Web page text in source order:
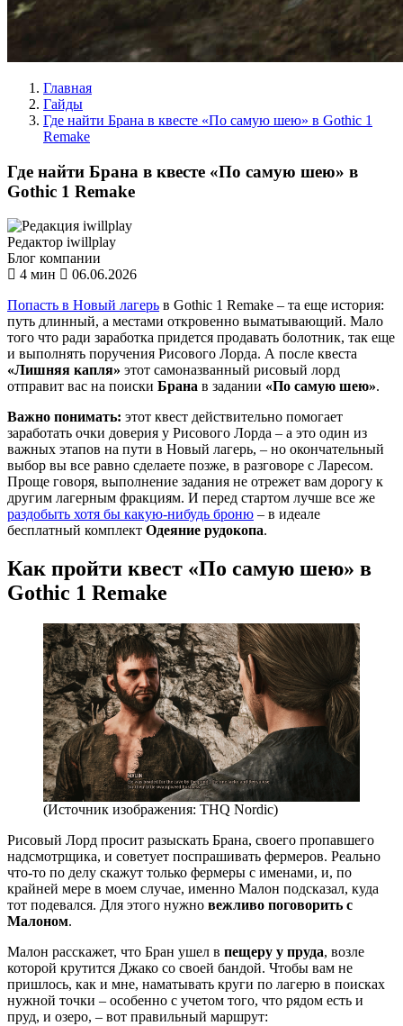
Главная
Гайды
Где найти Брана в квесте «По самую шею» в Gothic 1
Remake
Где найти Брана в квесте «По самую шею» в
Gothic 1 Remake
Редактор iwillplay
Блог компании
4 мин
06.06.2026
Попасть в Новый лагерь в Gothic 1 Remake – та еще история:
путь длинный, а местами откровенно выматывающий. Мало
того что ради заработка придется продавать болотник, так еще
и выполнять поручения Рисового Лорда. А после квеста
«Лишняя капля» этот самоназванный рисовый лорд
отправит вас на поиски Брана в задании «По самую шею».
Важно понимать: этот квест действительно помогает
заработать очки доверия у Рисового Лорда – а это один из
важных этапов на пути в Новый лагерь, – но окончательный
выбор вы все равно сделаете позже, в разговоре с Ларесом.
Проще говоря, выполнение задания не отрежет вам дорогу к
другим лагерным фракциям. И перед стартом лучше все же
раздобыть хотя бы какую-нибудь броню – в идеале
бесплатный комплект Одеяние рудокопа.
Как пройти квест «По самую шею» в
Gothic 1 Remake
(Источник изображения: THQ Nordic)
Рисовый Лорд просит разыскать Брана, своего пропавшего
надсмотрщика, и советует поспрашивать фермеров. Реально
что-то по делу скажут только фермеры с именами, и, по
крайней мере в моем случае, именно Малон подсказал, куда
тот подевался. Для этого нужно вежливо поговорить с
Малоном.
Малон расскажет, что Бран ушел в пещеру у пруда, возле
которой крутится Джако со своей бандой. Чтобы вам не
пришлось, как и мне, наматывать круги по лагерю в поисках
нужной точки – особенно с учетом того, что рядом есть и
пруд, и озеро, – вот правильный маршрут: